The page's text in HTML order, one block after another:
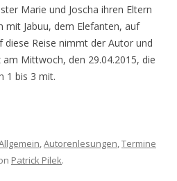
Marie und Joscha ihren Eltern
mit Jabuu, dem Elefanten, auf
diese Reise nimmt der Autor und
am Mittwoch, den 29.04.2015, die
1 bis 3 mit.
,Autorenlesungen,Termine
Patrick Pilek.